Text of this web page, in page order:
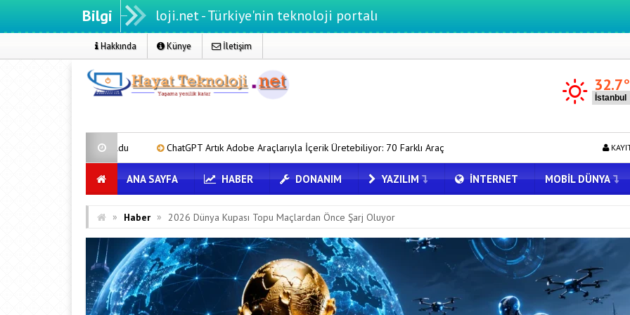
Bilgi
Hayatteknoloji.net - Türkiye'nin teknoloji portalı
Hakkında Künye İletişim
32.7
ChatGPT Artık Adobe Araçlarıyla İçerik Üretebiliyor: 70 Farklı Araç Togg Servis Noktası Sayısını Türkiye Genelinde 58’e Çıkardı
ANA SAYFA HABER DONANIM YAZILIM İNTERNET MOBIL DÜNYA
» Haber » 2026 Dünya Kupası Topu Maçlardan Önce Şarj Oluyor